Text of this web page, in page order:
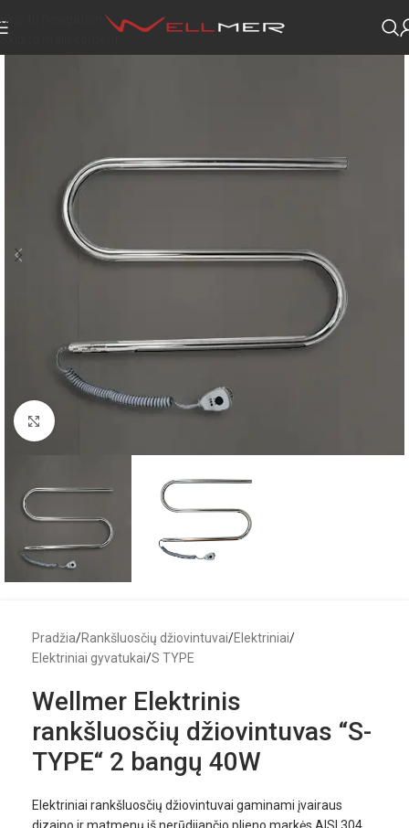
Skip to navigation
Click to enlarge
Pradžia/Rankšluosčių džiovintuvai/Elektriniai/
Elektriniai gyvatukai/S TYPE
Wellmer Elektrinis
rankšluosčių džiovintuvas “S-
TYPE“ 2 bangų 40W
Elektriniai rankšluosčių džiovintuvai gaminami įvairaus